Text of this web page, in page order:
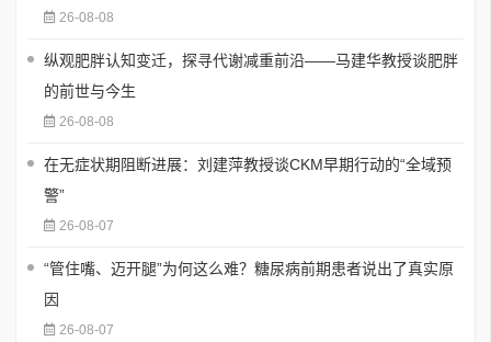
26-08-08
纵观肥胖认知变迁，探寻代谢减重前沿——马建华教授谈肥胖
的前世与今生
26-08-08
在无症状期阻断进展：刘建萍教授谈CKM早期行动的“全域预
警”
26-08-07
“管住嘴、迈开腿”为何这么难？糖尿病前期患者说出了真实原
因
26-08-07